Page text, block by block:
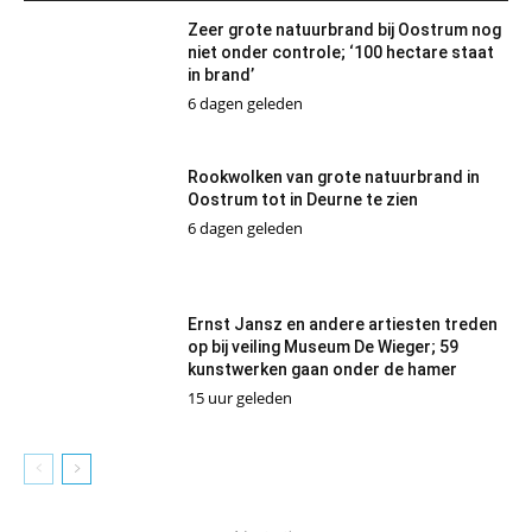
Zeer grote natuurbrand bij Oostrum nog
niet onder controle; ‘100 hectare staat
in brand’
6 dagen geleden
Rookwolken van grote natuurbrand in
Oostrum tot in Deurne te zien
6 dagen geleden
Ernst Jansz en andere artiesten treden
op bij veiling Museum De Wieger; 59
kunstwerken gaan onder de hamer
15 uur geleden